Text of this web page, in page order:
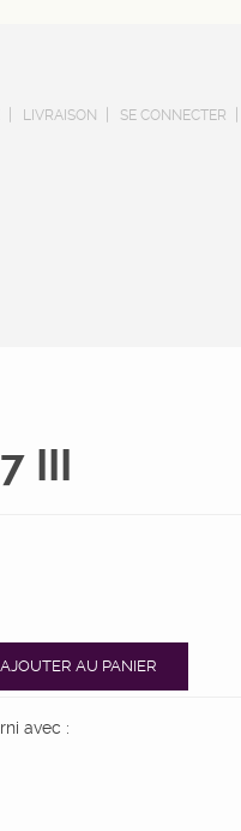
LIVRAISON SE CONNECTER
III
AJOUTER AU PANIER
avec :